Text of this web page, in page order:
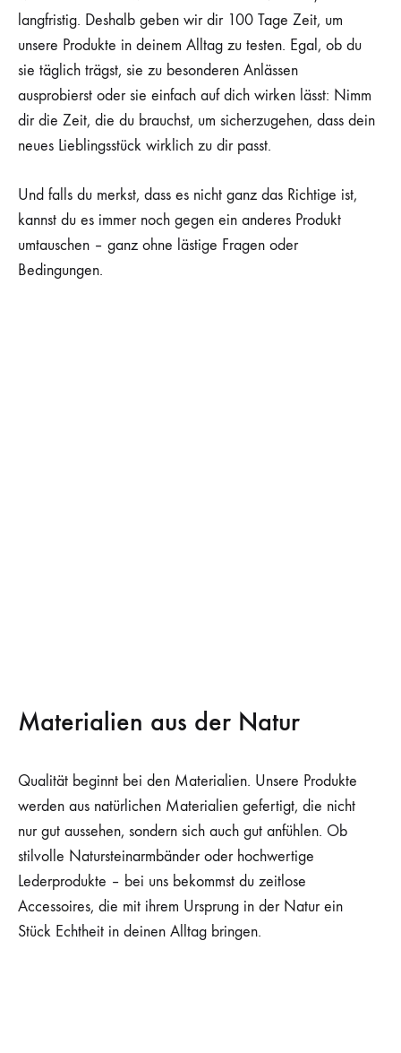
langfristig. Deshalb geben wir dir 100 Tage Zeit, um
unsere Produkte in deinem Alltag zu testen. Egal, ob du
sie täglich trägst, sie zu besonderen Anlässen
ausprobierst oder sie einfach auf dich wirken lässt: Nimm
dir die Zeit, die du brauchst, um sicherzugehen, dass dein
neues Lieblingsstück wirklich zu dir passt.
Und falls du merkst, dass es nicht ganz das Richtige ist,
kannst du es immer noch gegen ein anderes Produkt
umtauschen – ganz ohne lästige Fragen oder
Bedingungen.
Materialien aus der Natur
Qualität beginnt bei den Materialien. Unsere Produkte
werden aus natürlichen Materialien gefertigt, die nicht
nur gut aussehen, sondern sich auch gut anfühlen. Ob
stilvolle Natursteinarmbänder oder hochwertige
Lederprodukte – bei uns bekommst du zeitlose
Accessoires, die mit ihrem Ursprung in der Natur ein
Stück Echtheit in deinen Alltag bringen.